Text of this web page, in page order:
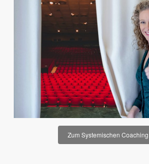
Zum Systemischen Coaching